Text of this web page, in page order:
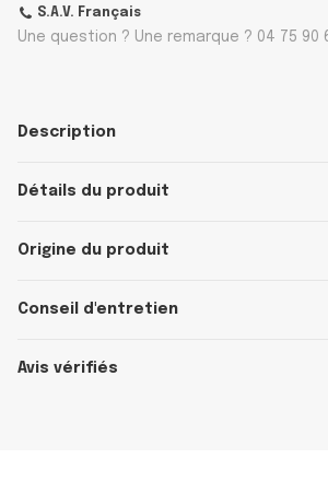
S.A.V. Français
Une question ? Une remarque ? 04 75 90
Description
Détails du produit
Origine du produit
Conseil d'entretien
Avis vérifiés